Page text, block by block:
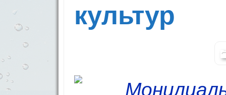
культур